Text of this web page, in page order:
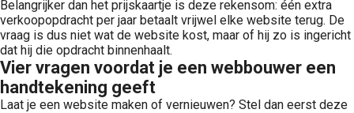
Belangrijker dan het prijskaartje is deze rekensom: één extra
verkoopopdracht per jaar betaalt vrijwel elke website terug. De
vraag is dus niet wat de website kost, maar of hij zo is ingericht
dat hij die opdracht binnenhaalt.
Vier vragen voordat je een webbouwer een
handtekening geeft
Laat je een website maken of vernieuwen? Stel dan eerst deze